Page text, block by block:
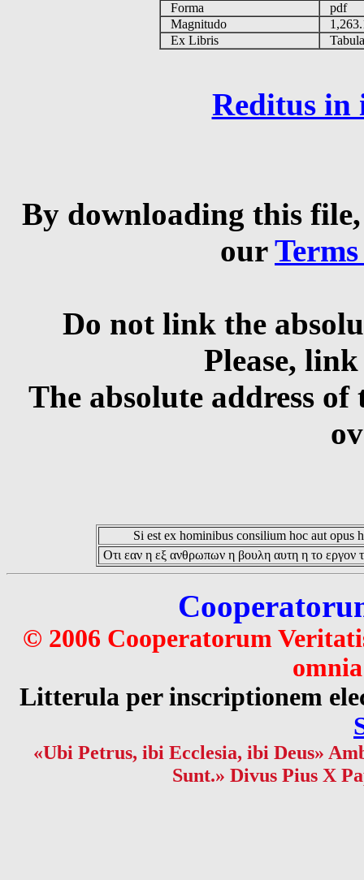
Forma
pdf
Magnitudo
Ex Libris
Reditus in
By downloading this
our
Do not link the
Please,
The absolute address
Si est ex hominibus consilium hoc aut opus
Οτι εαν η εξ ανθρωπων η βουλη αυτη η το εργον
© 2006 Cooperatorum
Litterula per inscriptionem
«Ubi Petrus, ibi Ecclesia, ibi Deus»
Sunt.» Divus Pius X